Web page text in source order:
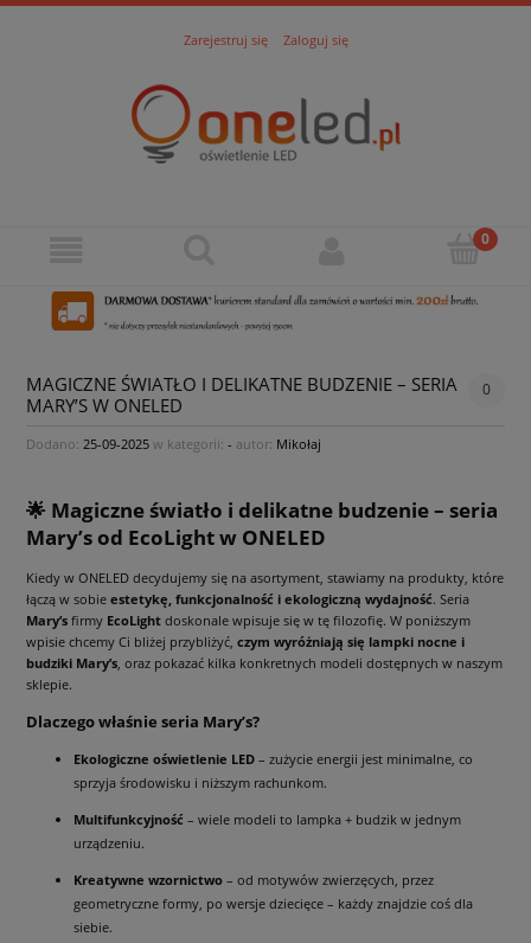
Zarejestruj się Zaloguj się
MAGICZNE ŚWIATŁO I DELIKATNE BUDZENIE – SERIA
MARY’S W ONELED
0
Dodano: 25-09-2025 w kategorii: - autor: Mikołaj
🌟 Magiczne światło i delikatne budzenie – seria
Mary’s od EcoLight w ONELED
Kiedy w ONELED decydujemy się na asortyment, stawiamy na produkty, które
łączą w sobie estetykę, funkcjonalność i ekologiczną wydajność. Seria
Mary’s firmy EcoLight doskonale wpisuje się w tę filozofię. W poniższym
wpisie chcemy Ci bliżej przybliżyć, czym wyróżniają się lampki nocne i
budziki Mary’s, oraz pokazać kilka konkretnych modeli dostępnych w naszym
sklepie.
Dlaczego właśnie seria Mary’s?
Ekologiczne oświetlenie LED – zużycie energii jest minimalne, co
sprzyja środowisku i niższym rachunkom.
Multifunkcyjność – wiele modeli to lampka + budzik w jednym
urządzeniu.
Kreatywne wzornictwo – od motywów zwierzęcych, przez
geometryczne formy, po wersje dziecięce – każdy znajdzie coś dla
siebie.